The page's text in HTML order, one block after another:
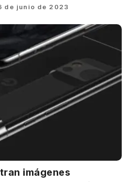
de junio de 2023
imágenes